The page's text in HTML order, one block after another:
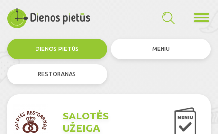
DIENOS PIETŪS MENIU
RESTORANAS
SALOTĖS
UŽEIGA